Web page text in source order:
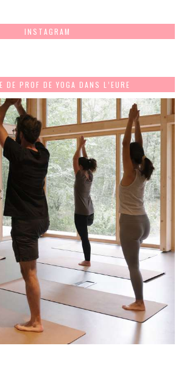
INSTAGRAM
DE PROF DE YOGA DANS L’EURE